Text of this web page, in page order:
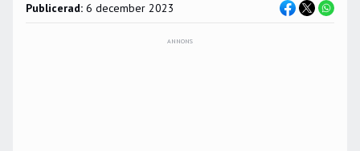
Publicerad: 6 december 2023
ANNONS